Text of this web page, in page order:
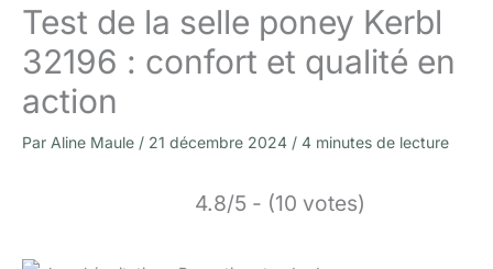
Test de la selle poney Kerbl
32196 : confort et qualité en
action
Par Aline Maule / 21 décembre 2024 / 4 minutes de lecture
4.8/5 - (10 votes)